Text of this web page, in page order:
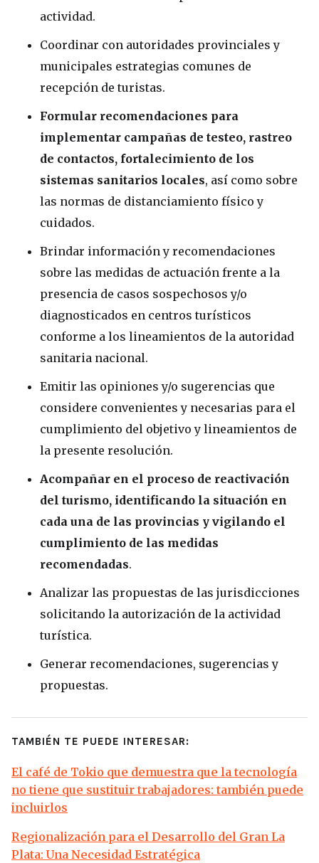
actividad.
Coordinar con autoridades provinciales y
municipales estrategias comunes de
recepción de turistas.
Formular recomendaciones para
implementar campañas de testeo, rastreo
de contactos, fortalecimiento de los
sistemas sanitarios locales, así como sobre
las normas de distanciamiento físico y
cuidados.
Brindar información y recomendaciones
sobre las medidas de actuación frente a la
presencia de casos sospechosos y/o
diagnosticados en centros turísticos
conforme a los lineamientos de la autoridad
sanitaria nacional.
Emitir las opiniones y/o sugerencias que
considere convenientes y necesarias para el
cumplimiento del objetivo y lineamientos de
la presente resolución.
Acompañar en el proceso de reactivación
del turismo, identificando la situación en
cada una de las provincias y vigilando el
cumplimiento de las medidas
recomendadas.
Analizar las propuestas de las jurisdicciones
solicitando la autorización de la actividad
turística.
Generar recomendaciones, sugerencias y
propuestas.
TAMBIÉN TE PUEDE INTERESAR:
El café de Tokio que demuestra que la tecnología
no tiene que sustituir trabajadores: también puede
incluirlos
Regionalización para el Desarrollo del Gran La
Plata: Una Necesidad Estratégica